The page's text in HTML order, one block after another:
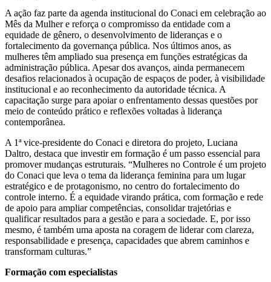
A ação faz parte da agenda institucional do Conaci em celebração ao
Mês da Mulher e reforça o compromisso da entidade com a
equidade de gênero, o desenvolvimento de lideranças e o
fortalecimento da governança pública. Nos últimos anos, as
mulheres têm ampliado sua presença em funções estratégicas da
administração pública. Apesar dos avanços, ainda permanecem
desafios relacionados à ocupação de espaços de poder, à visibilidade
institucional e ao reconhecimento da autoridade técnica. A
capacitação surge para apoiar o enfrentamento dessas questões por
meio de conteúdo prático e reflexões voltadas à liderança
contemporânea.
A 1ª vice-presidente do Conaci e diretora do projeto, Luciana
Daltro, destaca que investir em formação é um passo essencial para
promover mudanças estruturais. “Mulheres no Controle é um projeto
do Conaci que leva o tema da liderança feminina para um lugar
estratégico e de protagonismo, no centro do fortalecimento do
controle interno. É a equidade virando prática, com formação e rede
de apoio para ampliar competências, consolidar trajetórias e
qualificar resultados para a gestão e para a sociedade. E, por isso
mesmo, é também uma aposta na coragem de liderar com clareza,
responsabilidade e presença, capacidades que abrem caminhos e
transformam culturas.”
Formação com especialistas